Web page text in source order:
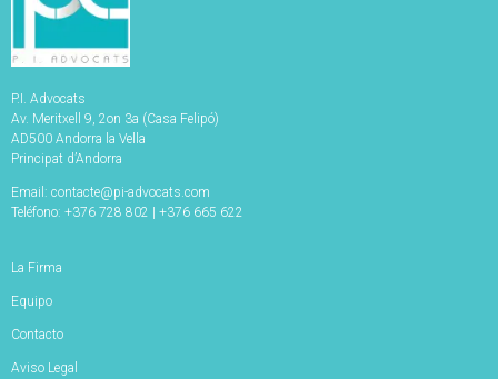
P.I. Advocats
Av. Meritxell 9, 2on 3a (Casa Felipó)
AD500 Andorra la Vella
Principat d’Andorra
Email: contacte@pi-advocats.com
Teléfono: +376 728 802 | +376 665 622
La Firma
Equipo
Contacto
Aviso Legal